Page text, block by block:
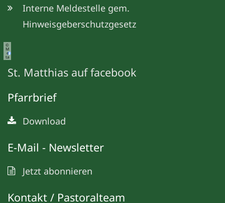
Interne Meldestelle gem.
Hinweisgeberschutzgesetz
©
M
e
ta
St. Matthias auf facebook
Pfarrbrief
Download
E-Mail - Newsletter
Jetzt abonnieren
Kontakt / Pastoralteam